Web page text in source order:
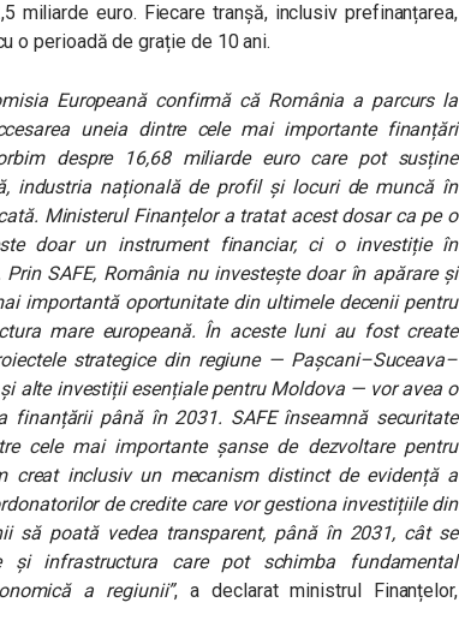
miliarde euro. Fiecare tranșă, inclusiv prefinanțarea,
o perioadă de grație de 10 ani.
Europeană confirmă că România a parcurs la
uneia dintre cele mai importante finanțări
despre 16,68 miliarde euro care pot susține
industria națională de profil și locuri de muncă în
Ministerul Finanțelor a tratat acest dosar ca pe o
doar un instrument financiar, ci o investiție în
SAFE, România nu investește doar în apărare și
importantă oportunitate din ultimele decenii pentru
mare europeană. În aceste luni au fost create
strategice din regiune — Pașcani–Suceava–
alte investiții esențiale pentru Moldova — vor avea o
finanțării până în 2031. SAFE înseamnă securitate
cele mai importante șanse de dezvoltare pentru
creat inclusiv un mecanism distinct de evidență a
de credite care vor gestiona investițiile din
să poată vedea transparent, până în 2031, cât se
și infrastructura care pot schimba fundamental
a regiunii”, a declarat ministrul Finanțelor,